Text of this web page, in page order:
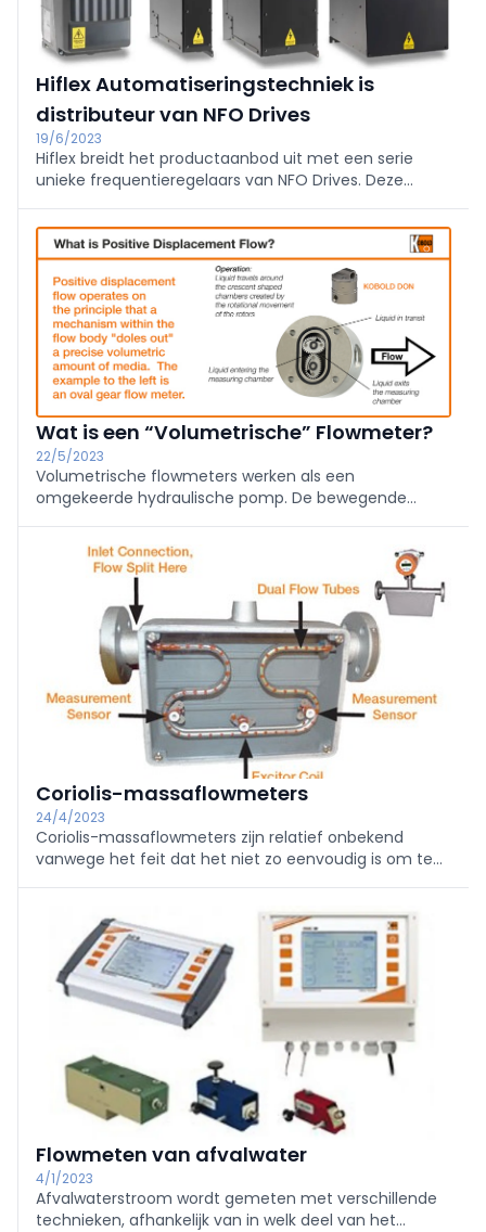
Hiflex Automatiseringstechniek is
distributeur van NFO Drives
19/6/2023
Hiflex breidt het productaanbod uit met een serie
unieke frequentieregelaars van NFO Drives. Deze
bestaande Hiflex leveringsprogramma. Hiflex is de
Nederlandse importeur van Invertek
frequentieregelaars, Hitachi frequentieregelaars en
PLC’s, EXOR HMI’s en is Preferred Partner van Mitsubishi
Electric Factory Automation.
Wat is een “Volumetrische” Flowmeter?
22/5/2023
Volumetrische flowmeters werken als een
omgekeerde hydraulische pomp. De bewegende
hoeveelheid vloeistof een kamer vult en vervolgens
wordt uitgedreven. Waarna de kamer weer met
dezelfde hoeveelheid vloeistof wordt gevuld.
Coriolis-massaflowmeters
24/4/2023
Coriolis-massaflowmeters zijn relatief onbekend
vanwege het feit dat het niet zo eenvoudig is om te
technologie is, worden ze in snel tempo de beste
oplossing voor bepaalde toepassingen zoals custody
transfer. Dit vanwege hun hoge nauwkeurigheid,
ongevoeligheid voor veranderingen in
mediumdichtheid en het vermogen om meerdere
procesparameters binnen een enkel instrument te
meten.
Flowmeten van afvalwater
4/1/2023
Afvalwaterstroom wordt gemeten met verschillende
technieken, afhankelijk van in welk deel van het